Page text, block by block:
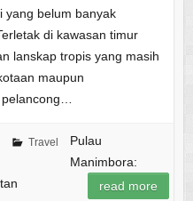
yang belum banyak
di kawasan timur
lanskap tropis yang masih
maupun
Travel
Pulau
Manimbora:
read more